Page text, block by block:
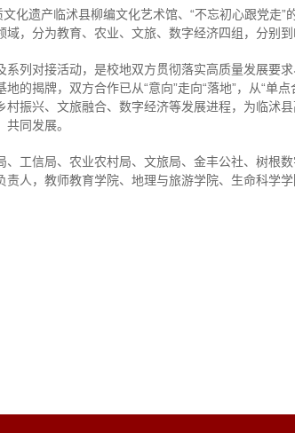
化遗产临沭县柳编文化艺术馆、“不忘初心跟党走”
，分为教育、农业、文旅、数字经济四组，分别
列对接活动，是校地双方贯彻落实高质量发展要
的揭牌，双方合作已从“意向”走向“落地”，从“单
振兴、文旅融合、数字经济等发展进程，为临沭
同发展。
工信局、农业农村局、文旅局、金丰公社、树根
人，教师教育学院、地理与旅游学院、生命科学学